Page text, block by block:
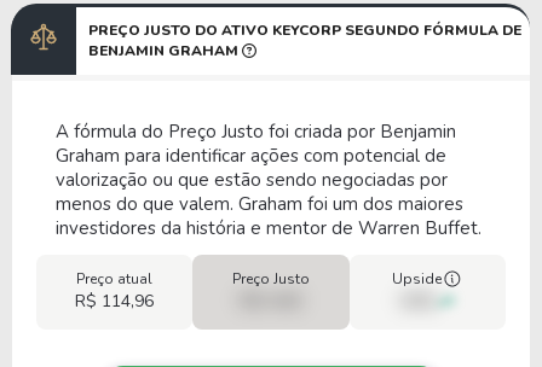
PREÇO JUSTO DO ATIVO KEYCORP SEGUNDO FÓRMULA DE
BENJAMIN GRAHAM
A fórmula do Preço Justo foi criada por Benjamin
Graham para identificar ações com potencial de
valorização ou que estão sendo negociadas por
menos do que valem. Graham foi um dos maiores
investidores da história e mentor de Warren Buffet.
Preço atual
R$ 114,96
Preço Justo Upside